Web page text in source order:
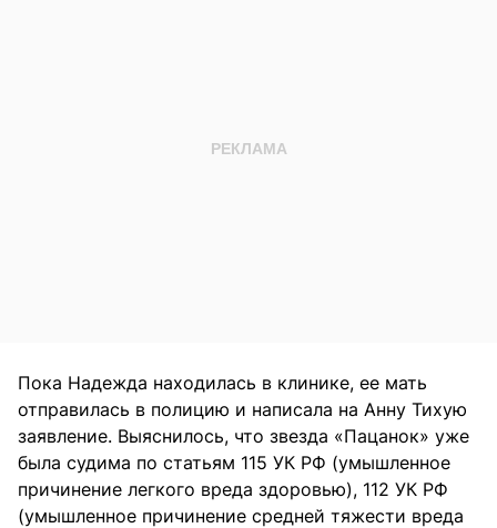
Пока Надежда находилась в клинике, ее мать
отправилась в полицию и написала на Анну Тихую
заявление. Выяснилось, что звезда «Пацанок» уже
была судима по статьям 115 УК РФ (умышленное
причинение легкого вреда здоровью), 112 УК РФ
(умышленное причинение средней тяжести вреда